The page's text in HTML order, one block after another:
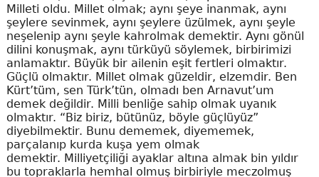
Milleti oldu. Millet olmak; aynı şeye inanmak, aynı
şeylere sevinmek, aynı şeylere üzülmek, aynı şeyle
neşelenip aynı şeyle kahrolmak demektir. Aynı gönül
dilini konuşmak, aynı türküyü söylemek, birbirimizi
anlamaktır. Büyük bir ailenin eşit fertleri olmaktır.
Güçlü olmaktır. Millet olmak güzeldir, elzemdir. Ben
Kürt’tüm, sen Türk’tün, olmadı ben Arnavut’um
demek değildir. Milli benliğe sahip olmak uyanık
olmaktır. “Biz biriz, bütünüz, böyle güçlüyüz”
diyebilmektir. Bunu dememek, diyememek,
parçalanıp kurda kuşa yem olmak
demektir. Milliyetçiliği ayaklar altına almak bin yıldır
bu topraklarla hemhal olmuş birbiriyle meczolmuş